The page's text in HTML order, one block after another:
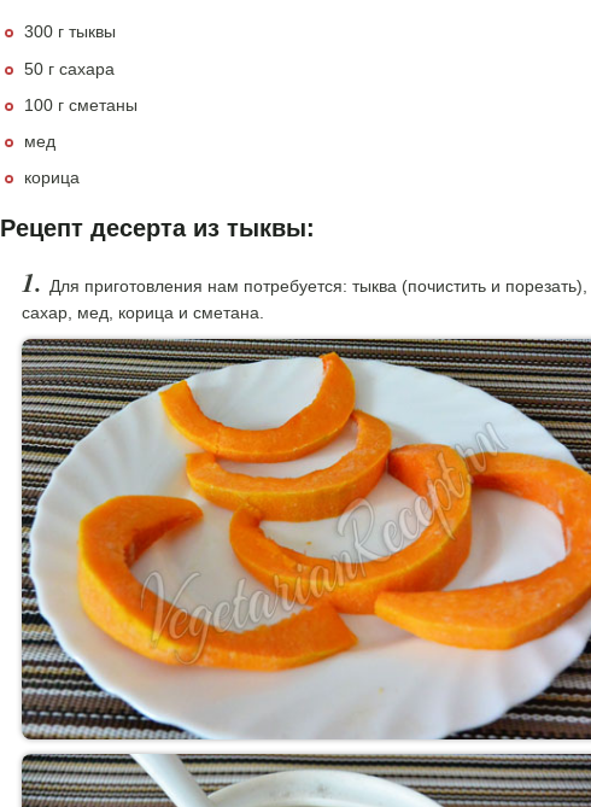
300 г тыквы
50 г сахара
100 г сметаны
мед
корица
Рецепт десерта из тыквы:
Для приготовления нам потребуется: тыква (почистить и порезать),
сахар, мед, корица и сметана.